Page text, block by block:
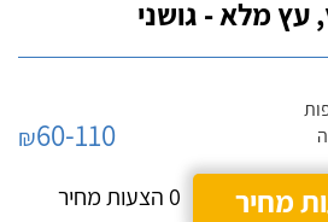
מלא - גושני
₪60-110
מחיר
0 הצעות מחיר